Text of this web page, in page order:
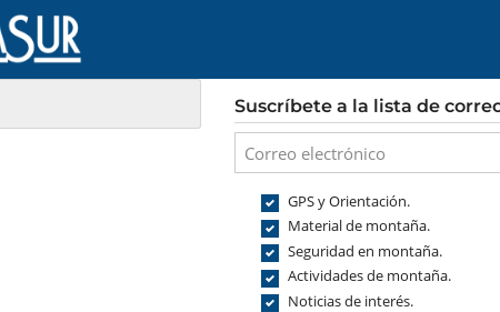
Suscríbete a la lista de
GPS y Orientación.
Material de montaña.
Seguridad en montaña.
Actividades de montaña.
Noticias de interés.